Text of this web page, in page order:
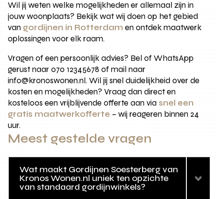
Wil jij weten welke mogelijkheden er allemaal zijn in
jouw woonplaats? Bekijk wat wij doen op het gebied
van gordijnen in Rotterdam en ontdek maatwerk
oplossingen voor elk raam.
Vragen of een persoonlijk advies? Bel of WhatsApp
gerust naar 070 12345678 of mail naar
info@kronoswonen.nl. Wil jij snel duidelijkheid over de
kosten en mogelijkheden? Vraag dan direct en
kosteloos een vrijblijvende offerte aan viasnel een
gratis maatwerkofferte – wij reageren binnen 24
uur.
Meest gestelde vragen
Wat maakt Gordijnen Soesterberg van
Kronos Wonen.nl uniek ten opzichte
van standaard gordijnwinkels?